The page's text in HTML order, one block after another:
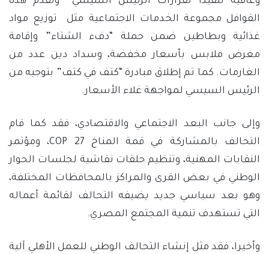
القوافل مجموعة الخدمات الاجتماعية مثل توزيع مواد
غذائية وبطاطين ضمن حملة “دفء الشتاء” وإقامة
معرض ملابس بأسعار مخفضة، وسداد دين عدد من
الغارمات. كما تم إطلاق مبادرة “كتف في كتف” بتوجيه من
الرئيس السيسي لمواجهة غلاء الأسعار.
وإلى جانب البعد الاجتماعي والاقتصادي، فقد كما قام
التحالف بالمشاركة في قمة المناخ COP 27، ومؤتمر
النقابات المهنية، وتنظيم حلقات نقاشية لجلسات الحوار
الوطني في بعض القرى والمراكز بالمحافظات المختلفة،
وهو بعد سياسي جديد يضيفه التحالف لقائمة أعماله
التي تستهدف تنمية المجتمع المصري.
وأخيرا، فقد مثل إنشاء التحالف الوطني للعمل الأهلي آلية